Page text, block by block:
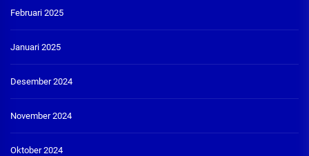
Februari 2025
Januari 2025
Desember 2024
November 2024
Oktober 2024